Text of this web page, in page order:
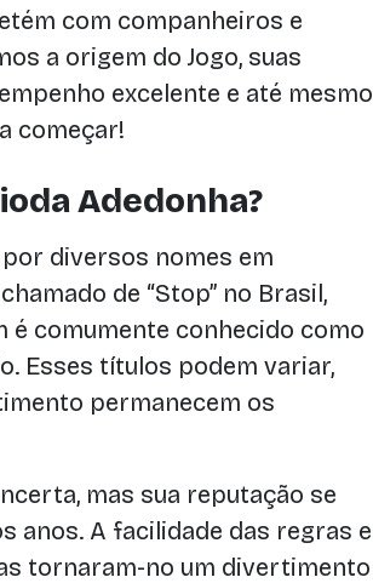
com companheiros e
a origem do Jogo, suas
excelente e até mesmo
começar!
Adedonha?
diversos nomes em
de “Stop” no Brasil,
é comumente conhecido como
Esses títulos podem variar,
permanecem os
mas sua reputação se
anos. A facilidade das regras e
tornaram-no um divertimento